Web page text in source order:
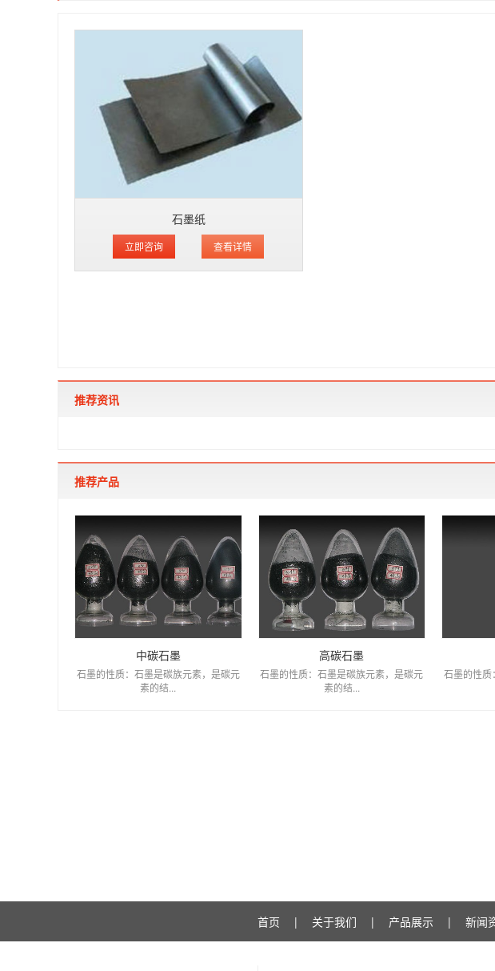
石墨纸
立即咨询 查看详情
推荐资讯
推荐产品
中碳石墨
石墨的性质：石墨是碳族元素，是碳元
素的结...
高碳石墨
石墨的性质：石墨是碳族元素，是碳元
素的结...
石墨的性质
首页 | 关于我们 | 产品展示 | 新闻